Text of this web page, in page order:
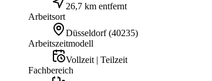
26,7 km entfernt
Arbeitsort
Düsseldorf (40235)
Arbeitszeitmodell
Vollzeit | Teilzeit
Fachbereich